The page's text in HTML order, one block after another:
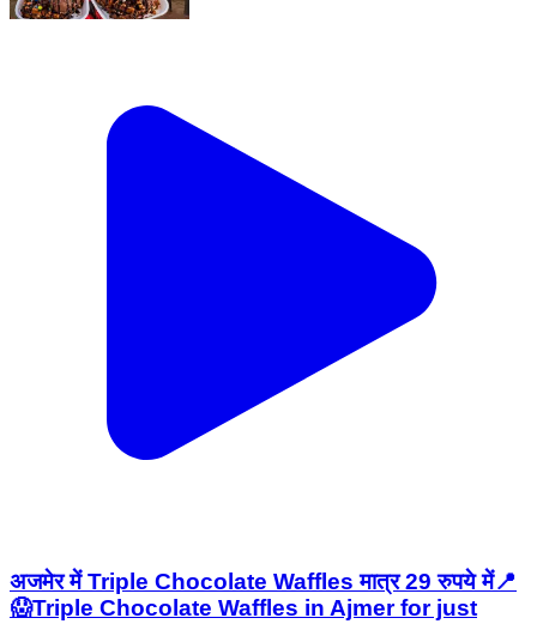
अजमेर में Triple Chocolate Waffles मात्र 29 रुपये में📍
😱Triple Chocolate Waffles in Ajmer for just